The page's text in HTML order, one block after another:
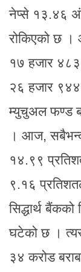
नेप्से १३.४६
रोकिएको छ
१७ हजार
२६ हजार ९४४
म्युचुअल फण्ड
। आज,
१४.९९
९.१६
सिद्धार्थ
घटेको छ ।
३४ करोड